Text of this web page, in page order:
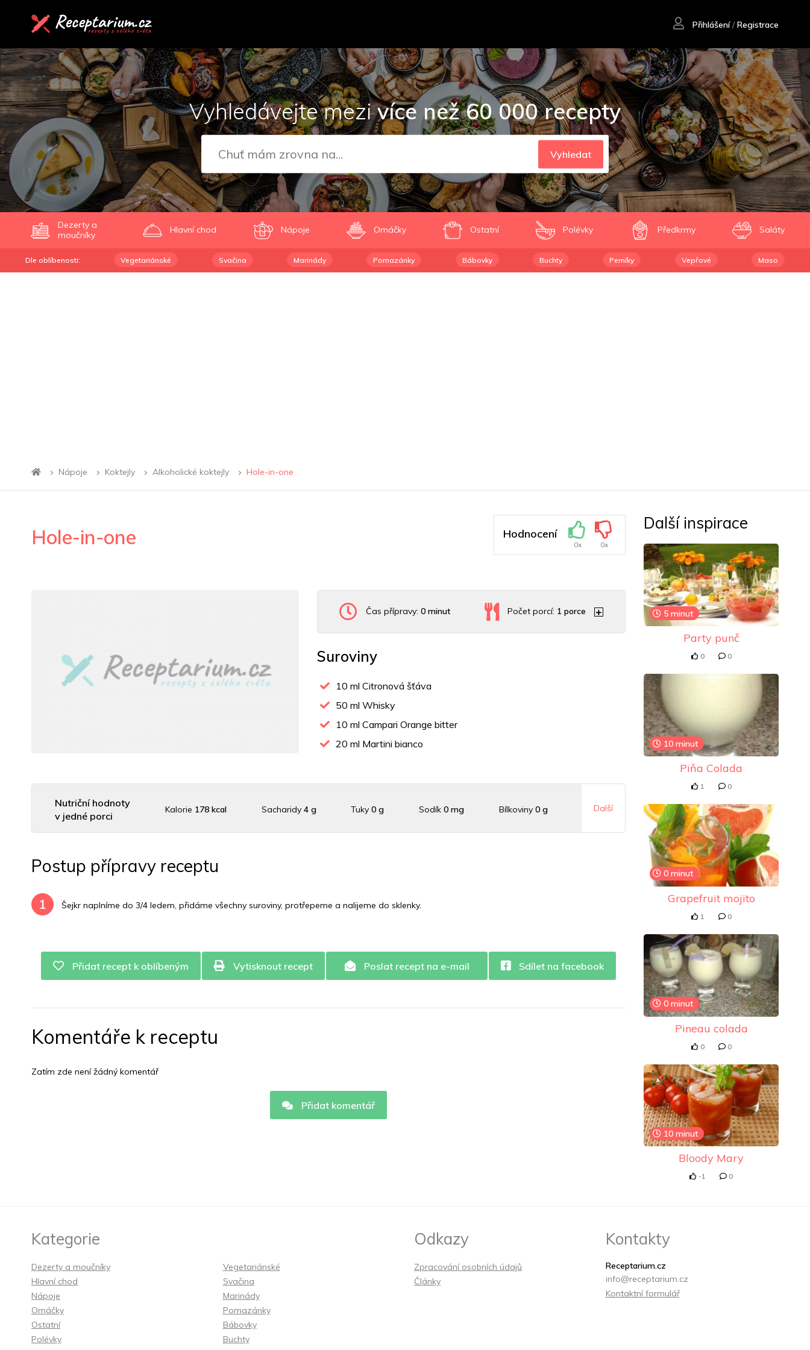
Přihlášení/Registrace
Vyhledávejte mezivíce než 60 000 recepty
Vyhledat
Dezerty a
moučníky
Hlavní chod Nápoje Omáčky Ostatní Polévky Předkrmy Saláty
Dle oblíbenosti: Vegetariánské Svačina Marinády Pomazánky Bábovky Buchty Perníky Vepřové Maso
Nápoje Koktejly Alkoholické koktejly Hole-in-one
Hole-in-one Hodnocení
0x 0x
Čas přípravy:0 minut Počet porcí: 1 porce
Suroviny
10 ml Citronová šťáva
50 ml Whisky
10 ml Campari Orange bitter
20 ml Martini bianco
Nutriční hodnoty
v jedné porci
Kalorie 178 kcal Sacharidy 4 g Tuky0 g Sodík0 mg Bílkoviny0 g Další
Postup přípravy receptu
1 Šejkr naplníme do 3/4 ledem, přidáme všechny suroviny, protřepeme a nalijeme do sklenky.
Přidat recept k oblíbeným Vytisknout recept Poslat recept na e-mail Sdílet na facebook
Komentáře k receptu
Zatím zde není žádný komentář
Přidat komentář
Další inspirace
5 minut
Party punč
0 0
10 minut
Piňa Colada
1 0
0 minut
Grapefruit mojito
1 0
0 minut
Pineau colada
0 0
10 minut
Bloody Mary
-1 0
Kategorie
Dezerty a moučníky
Hlavní chod
Nápoje
Omáčky
Ostatní
Polévky
Vegetariánské
Svačina
Marinády
Pomazánky
Bábovky
Buchty
Odkazy
Zpracování osobních údajů
Články
Kontakty
Receptarium.cz
info@receptarium.cz
Kontaktní formulář